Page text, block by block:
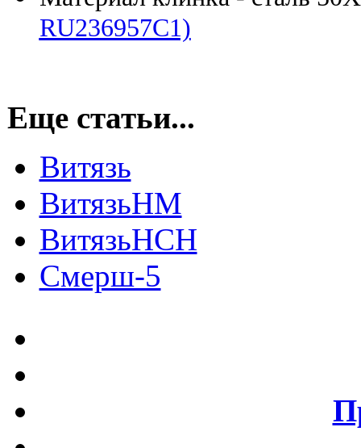
RU236957C1)
Еще статьи...
Витязь
ВитязьНМ
ВитязьНСН
Смерш-5